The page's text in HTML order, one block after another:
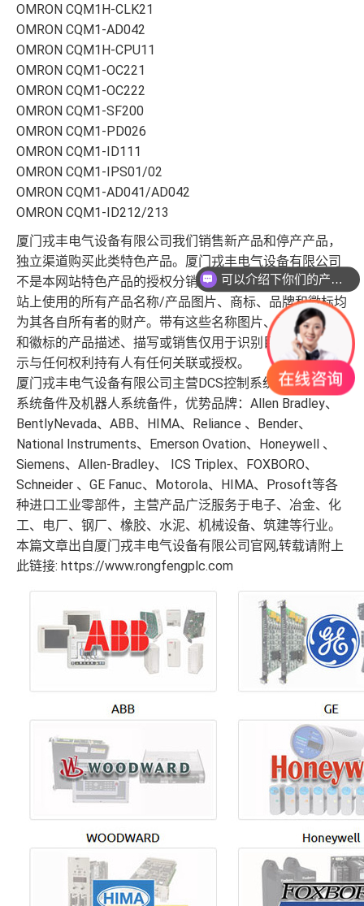
OMRON CQM1H-CLK21
OMRON CQM1-AD042
OMRON CQM1H-CPU11
OMRON CQM1-OC221
OMRON CQM1-OC222
OMRON CQM1-SF200
OMRON CQM1-PD026
OMRON CQM1-ID111
OMRON CQM1-IPS01/02
OMRON CQM1-AD041/AD042
OMRON CQM1-ID212/213
厦门戎丰电气设备有限公司我们销售新产品和停产产品，
独立渠道购买此类特色产品。厦门戎丰电气设备有限公司
不是本网站特色产品的授权分销商、经销商或代表。本网
站上使用的所有产品名称/产品图片、商标、品牌和徽标均
为其各自所有者的财产。带有这些名称图片、商标、品牌
和徽标的产品描述、描写或销售仅用于识别目的，并不表
示与任何权利持有人有任何关联或授权。
厦门戎丰电气设备有限公司主营DCS控制系统备件，PLC
系统备件及机器人系统备件，优势品牌：Allen Bradley、
BentlyNevada、ABB、HIMA、Reliance 、Bender、
National Instruments、Emerson Ovation、Honeywell 、
Siemens、Allen-Bradley、 ICS Triplex、FOXBORO、
Schneider 、GE Fanuc、Motorola、HIMA、Prosoft等各
种进口工业零部件，主营产品广泛服务于电子、冶金、化
工、电厂、钢厂、橡胶、水泥、机械设备、筑建等行业。
本篇文章出自厦门戎丰电气设备有限公司官网,转载请附上
此链接: https://www.rongfengplc.com
可以介绍下你们的产品么？